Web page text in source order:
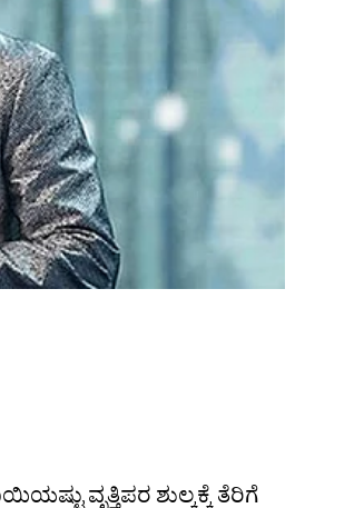
ವೃತ್ತಿಪರ ಶುಲ್ಕಕ್ಕೆ ತೆರಿಗೆ